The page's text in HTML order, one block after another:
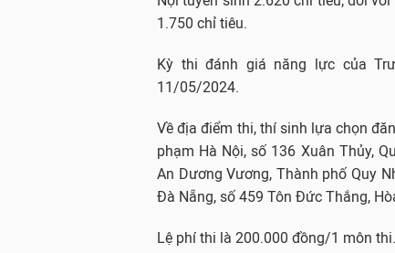
1.750 chỉ tiêu.
Kỳ thi đánh giá năng lực của
11/05/2024.
Về địa điểm thi, thí sinh lựa chọn
phạm Hà Nội, số 136 Xuân Thủy,
An Dương Vương, Thành phố Quy
Đà Nẵng, số 459 Tôn Đức Thắng,
Lệ phí thi là 200.000 đồng/1 môn thi.